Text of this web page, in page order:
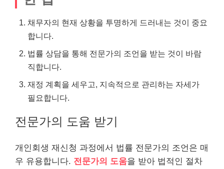
채무자의 현재 상황을 투명하게 드러내는 것이 중요
합니다.
법률 상담을 통해 전문가의 조언을 받는 것이 바람
직합니다.
재정 계획을 세우고, 지속적으로 관리하는 자세가
필요합니다.
전문가의 도움 받기
개인회생 재신청 과정에서 법률 전문가의 조언은 매
우 유용합니다. 전문가의 도움을 받아 법적인 절차